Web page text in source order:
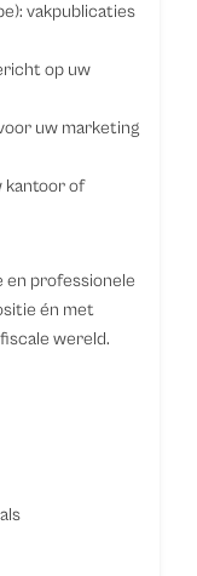
vakpublicaties
op uw
uw marketing
kantoor of
en professionele
én met
wereld.